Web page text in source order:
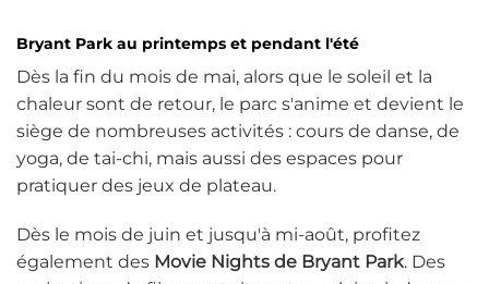
Bryant Park au printemps et pendant l'été
Dès la fin du mois de mai, alors que le soleil et la
chaleur sont de retour, le parc s'anime et devient le
siège de nombreuses activités : cours de danse, de
yoga, de tai-chi, mais aussi des espaces pour
pratiquer des jeux de plateau.
Dès le mois de juin et jusqu'à mi-août, profitez
également des Movie Nights de Bryant Park. Des